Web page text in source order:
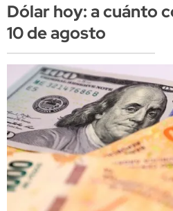
Dólar hoy: a cuánto
10 de agosto